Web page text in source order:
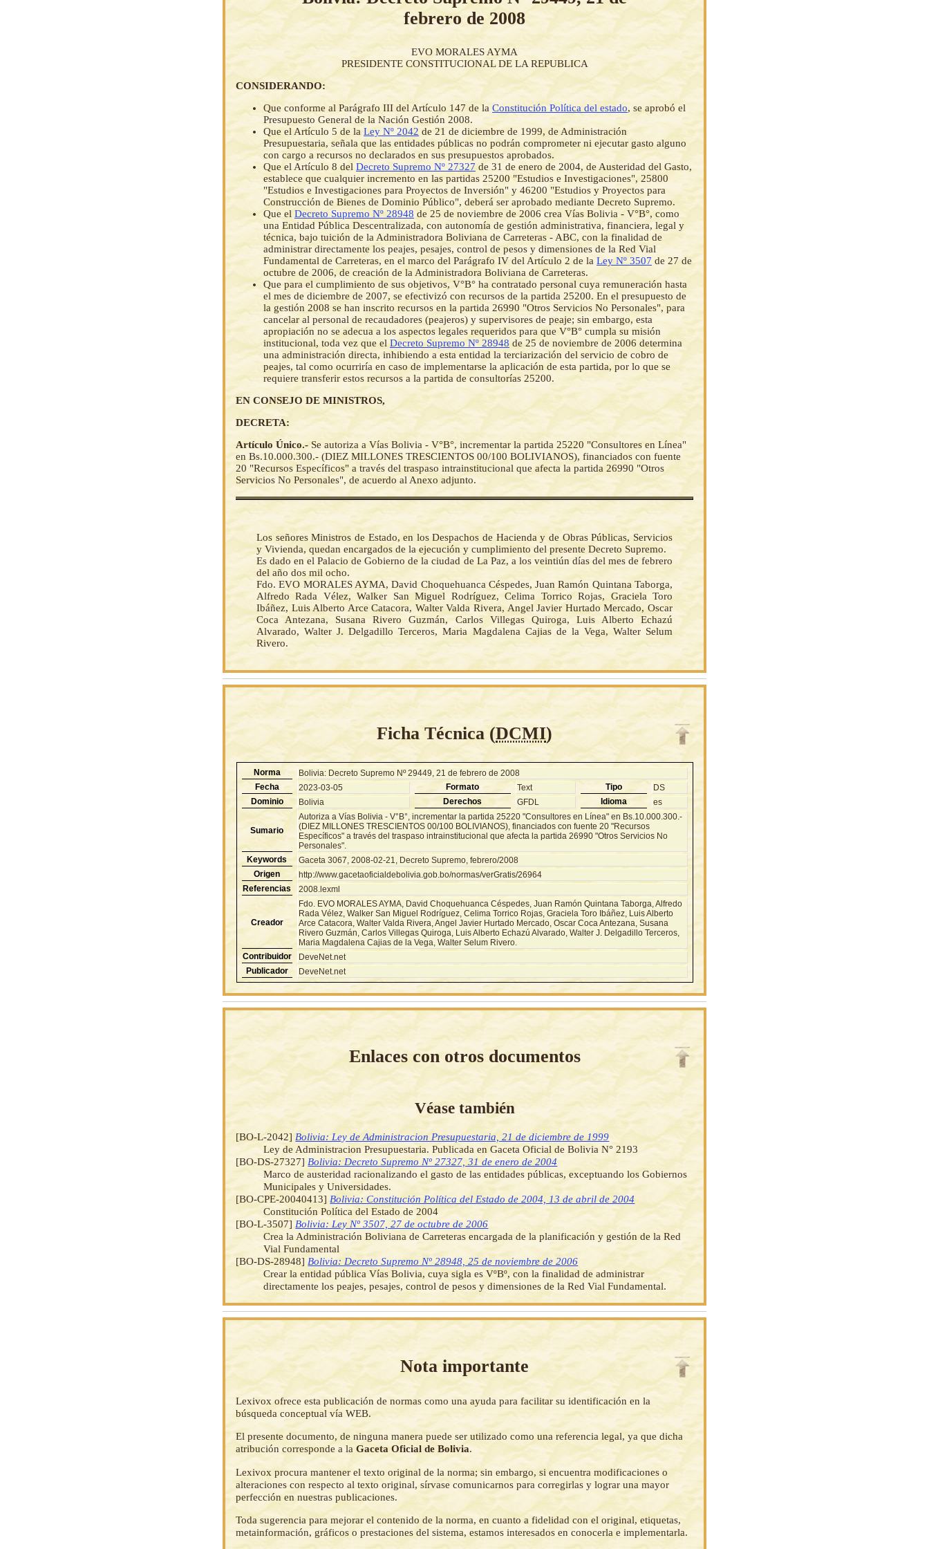
febrero de 2008
EVO MORALES AYMA
PRESIDENTE CONSTITUCIONAL DE LA REPUBLICA
CONSIDERANDO:
Que conforme al Parágrafo III del Artículo 147 de la Constitución Política del estado, se aprobó el
Presupuesto General de la Nación Gestión 2008.
Que el Artículo 5 de la Ley Nº 2042 de 21 de diciembre de 1999, de Administración
Presupuestaria, señala que las entidades públicas no podrán comprometer ni ejecutar gasto alguno
con cargo a recursos no declarados en sus presupuestos aprobados.
Que el Artículo 8 del Decreto Supremo Nº 27327de 31 de enero de 2004, de Austeridad del Gasto,
establece que cualquier incremento en las partidas 25200 "Estudios e Investigaciones", 25800
"Estudios e Investigaciones para Proyectos de Inversión" y 46200 "Estudios y Proyectos para
Construcción de Bienes de Dominio Público", deberá ser aprobado mediante Decreto Supremo.
Que el Decreto Supremo Nº 28948 de 25 de noviembre de 2006 crea Vías Bolivia - V°B°, como
una Entidad Pública Descentralizada, con autonomía de gestión administrativa, financiera, legal y
técnica, bajo tuición de la Administradora Boliviana de Carreteras - ABC, con la finalidad de
administrar directamente los peajes, pesajes, control de pesos y dimensiones de la Red Vial
Fundamental de Carreteras, en el marco del Parágrafo IV del Artículo 2 de la Ley Nº 3507 de 27 de
octubre de 2006, de creación de la Administradora Boliviana de Carreteras.
Que para el cumplimiento de sus objetivos, V°B° ha contratado personal cuya remuneración hasta
el mes de diciembre de 2007, se efectivizó con recursos de la partida 25200. En el presupuesto de
la gestión 2008 se han inscrito recursos en la partida 26990 "Otros Servicios No Personales", para
cancelar al personal de recaudadores (peajeros) y supervisores de peaje; sin embargo, esta
apropiación no se adecua a los aspectos legales requeridos para que V°B° cumpla su misión
institucional, toda vez que el Decreto Supremo Nº 28948 de 25 de noviembre de 2006 determina
una administración directa, inhibiendo a esta entidad la terciarización del servicio de cobro de
peajes, tal como ocurriría en caso de implementarse la aplicación de esta partida, por lo que se
requiere transferir estos recursos a la partida de consultorías 25200.
EN CONSEJO DE MINISTROS,
DECRETA:
Artículo Único.- Se autoriza a Vías Bolivia - V°B°, incrementar la partida 25220 "Consultores en Línea"
en Bs.10.000.300.- (DIEZ MILLONES TRESCIENTOS 00/100 BOLIVIANOS), financiados con fuente
20 "Recursos Específicos" a través del traspaso intrainstitucional que afecta la partida 26990 "Otros
Servicios No Personales", de acuerdo al Anexo adjunto.
Los señores Ministros de Estado, en los Despachos de Hacienda y de Obras Públicas, Servicios
y Vivienda, quedan encargados de la ejecución y cumplimiento del presente Decreto Supremo.
Es dado en el Palacio de Gobierno de la ciudad de La Paz, a los veintiún días del mes de febrero
del año dos mil ocho.
Fdo. EVO MORALES AYMA, David Choquehuanca Céspedes, Juan Ramón Quintana Taborga,
Alfredo Rada Vélez, Walker San Miguel Rodríguez, Celima Torrico Rojas, Graciela Toro
Ibáñez, Luis Alberto Arce Catacora, Walter Valda Rivera, Angel Javier Hurtado Mercado, Oscar
Coca Antezana, Susana Rivero Guzmán, Carlos Villegas Quiroga, Luis Alberto Echazú
Alvarado, Walter J. Delgadillo Terceros, Maria Magdalena Cajias de la Vega, Walter Selum
Rivero.
Ficha Técnica (DCMI)
Norma
Bolivia: Decreto Supremo Nº 29449, 21 de febrero de 2008
Fecha
2023-03-05 Formato Text Tipo
DS
Dominio
Bolivia Derechos GFDL Idioma es
Sumario
Autoriza a Vías Bolivia - V°B°, incrementar la partida 25220 "Consultores en Línea" en Bs.10.000.300.-
(DIEZ MILLONES TRESCIENTOS 00/100 BOLIVIANOS), financiados con fuente 20 "Recursos
Específicos" a través del traspaso intrainstitucional que afecta la partida 26990 "Otros Servicios No
Personales".
Keywords
Gaceta 3067, 2008-02-21, Decreto Supremo, febrero/2008
Origen
http://www.gacetaoficialdebolivia.gob.bo/normas/verGratis/26964
Referencias
2008.lexml
Creador
Fdo. EVO MORALES AYMA, David Choquehuanca Céspedes, Juan Ramón Quintana Taborga, Alfredo
Rada Vélez, Walker San Miguel Rodríguez, Celima Torrico Rojas, Graciela Toro Ibáñez, Luis Alberto
Arce Catacora, Walter Valda Rivera, Angel Javier Hurtado Mercado, Oscar Coca Antezana, Susana
Rivero Guzmán, Carlos Villegas Quiroga, Luis Alberto Echazú Alvarado, Walter J. Delgadillo Terceros,
Maria Magdalena Cajias de la Vega, Walter Selum Rivero.
Contribuidor
DeveNet.net
Publicador
DeveNet.net
Enlaces con otros documentos
Véase también
[BO-L-2042] Bolivia: Ley de Administracion Presupuestaria, 21 de diciembre de 1999
Ley de Administracion Presupuestaria. Publicada en Gaceta Oficial de Bolivia N° 2193
[BO-DS-27327] Bolivia: Decreto Supremo Nº 27327, 31 de enero de 2004
Marco de austeridad racionalizando el gasto de las entidades públicas, exceptuando los Gobiernos
Municipales y Universidades.
[BO-CPE-20040413] Bolivia: Constitución Política del Estado de 2004, 13 de abril de 2004
Constitución Política del Estado de 2004
[BO-L-3507] Bolivia: Ley Nº 3507, 27 de octubre de 2006
Crea la Administración Boliviana de Carreteras encargada de la planificación y gestión de la Red
Vial Fundamental
[BO-DS-28948] Bolivia: Decreto Supremo Nº 28948, 25 de noviembre de 2006
Crear la entidad pública Vías Bolivia, cuya sigla es VºBº, con la finalidad de administrar
directamente los peajes, pesajes, control de pesos y dimensiones de la Red Vial Fundamental.
Nota importante
Lexivox ofrece esta publicación de normas como una ayuda para facilitar su identificación en la
búsqueda conceptual vía WEB.
El presente documento, de ninguna manera puede ser utilizado como una referencia legal, ya que dicha
atribución corresponde a laGaceta Oficial de Bolivia.
Lexivox procura mantener el texto original de la norma; sin embargo, si encuentra modificaciones o
alteraciones con respecto al texto original, sírvase comunicarnos para corregirlas y lograr una mayor
perfección en nuestras publicaciones.
Toda sugerencia para mejorar el contenido de la norma, en cuanto a fidelidad con el original, etiquetas,
metainformación, gráficos o prestaciones del sistema, estamos interesados en conocerla e implementarla.